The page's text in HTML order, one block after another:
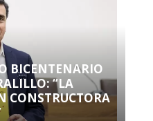
BICENTENARIO
“LA
CONSTRUCTORA